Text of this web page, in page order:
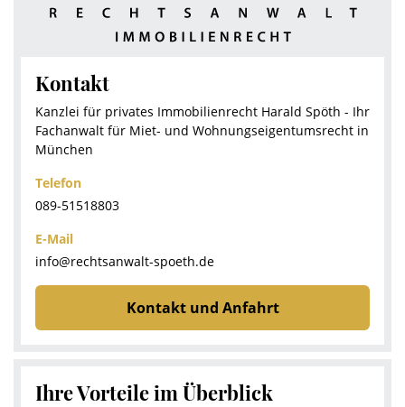
Kontakt
Kanzlei für privates Immobilienrecht Harald Spöth - Ihr
Fachanwalt für Miet- und Wohnungseigentumsrecht in
München
Telefon
089-51518803
E-Mail
info@rechtsanwalt-spoeth.de
Kontakt und Anfahrt
Ihre Vorteile im Überblick